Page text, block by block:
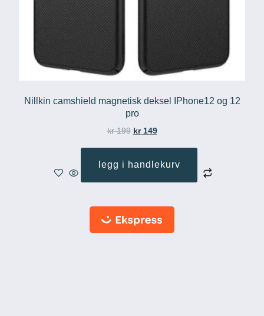
Nillkin camshield magnetisk deksel IPhone12 og 12
pro
kr199 kr149
legg i handlekurv